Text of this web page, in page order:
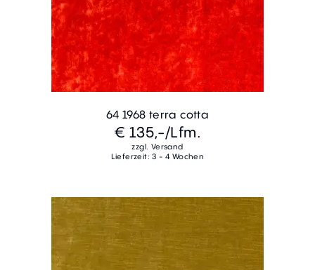
64 1968 terra cotta
€ 135,-/Lfm.
zzgl. Versand
Lieferzeit: 3 - 4 Wochen